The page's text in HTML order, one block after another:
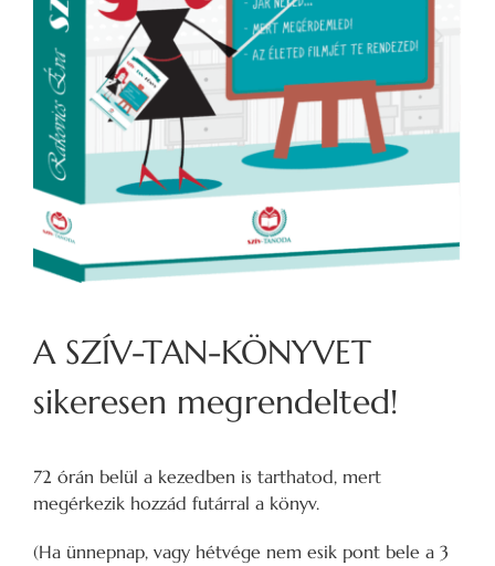
A SZÍV-TAN-KÖNYVET
sikeresen megrendelted!
72 órán belül a kezedben is tarthatod, mert
megérkezik hozzád futárral a könyv.
(Ha ünnepnap, vagy hétvége nem esik pont bele a 3